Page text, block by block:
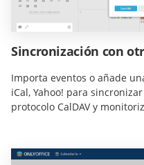
Sincronización con
Importa eventos o añade
iCal, Yahoo! para
protocolo CalDAV y